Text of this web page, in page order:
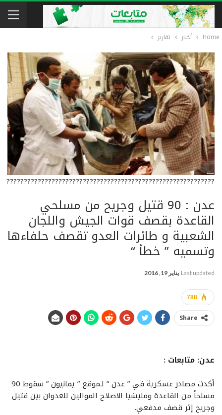
Home أخبار تقارير
????????????????????????????????????????????????????????????
عدن : 90 قتيل وجريح من مسلحي
القاعدة بقصف قوات الجيش واللجان
الشعبية و طائرات العدو تقصف حلفاءها
وتسميه ” خطأ “
Last updated يناير 19, 2016
788
Share
عدن: متابعات :
أكدت مصادر عسكرية في ” عدن ” لـموقع ” يمانيون ” سقوط 90
مسلحاً من القاعدة ومليشيا الاصلاح الموالين للعدوان بين قتيل
وجريح إثر قصف مدفعي.